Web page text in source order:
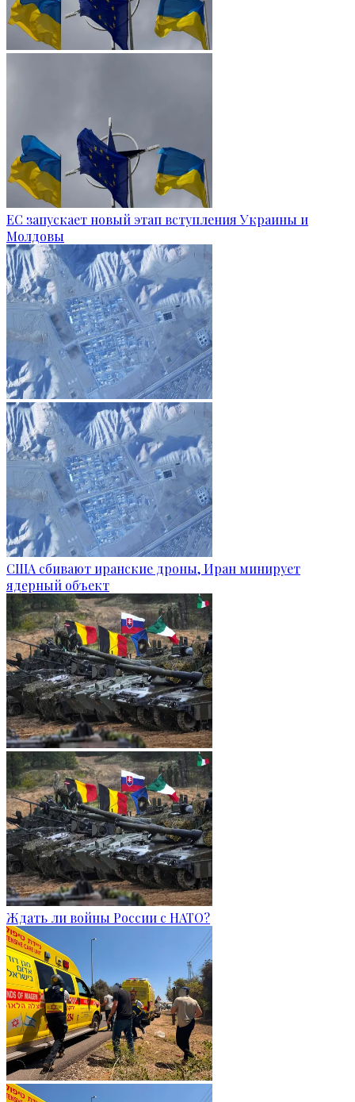
ЕС запускает новый этап вступления Украины и
Молдовы
США сбивают иранские дроны, Иран минирует
ядерный объект
Ждать ли войны России с НАТО?